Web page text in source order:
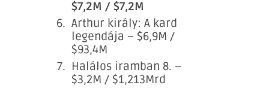
$7,2M / $7,2M
Arthur király: A kard
legendája – $6,9M /
$93,4M
Halálos iramban 8. –
$3,2M / $1,213Mrd